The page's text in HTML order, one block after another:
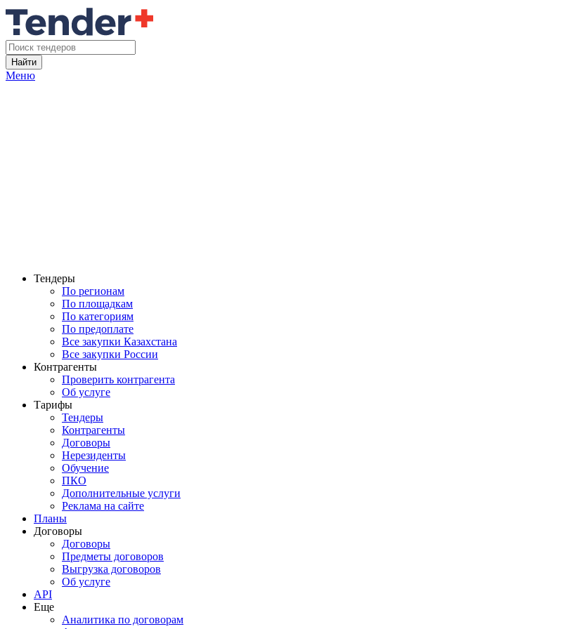
Найти
Меню
Тендеры
По регионам
По площадкам
По категориям
По предоплате
Все закупки Казахстана
Все закупки России
Контрагенты
Проверить контрагента
Об услуге
Тарифы
Тендеры
Контрагенты
Договоры
Нерезиденты
Обучение
ПКО
Дополнительные услуги
Реклама на сайте
Планы
Договоры
Договоры
Предметы договоров
Выгрузка договоров
Об услуге
API
Еще
Аналитика по договорам